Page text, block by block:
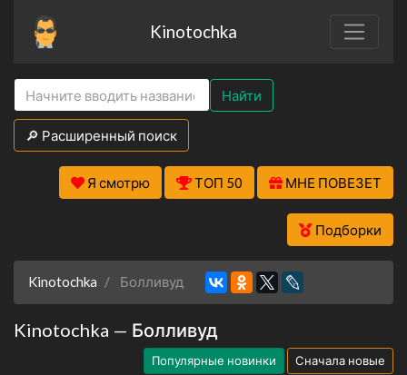
Kinotochka
Найти
🔎 Расширенный поиск
Я смотрю ТОП 50 МНЕ ПОВЕЗЕТ
Подборки
Kinotochka Болливуд
Kinotochka — Болливуд
Популярные новинки Сначала новые